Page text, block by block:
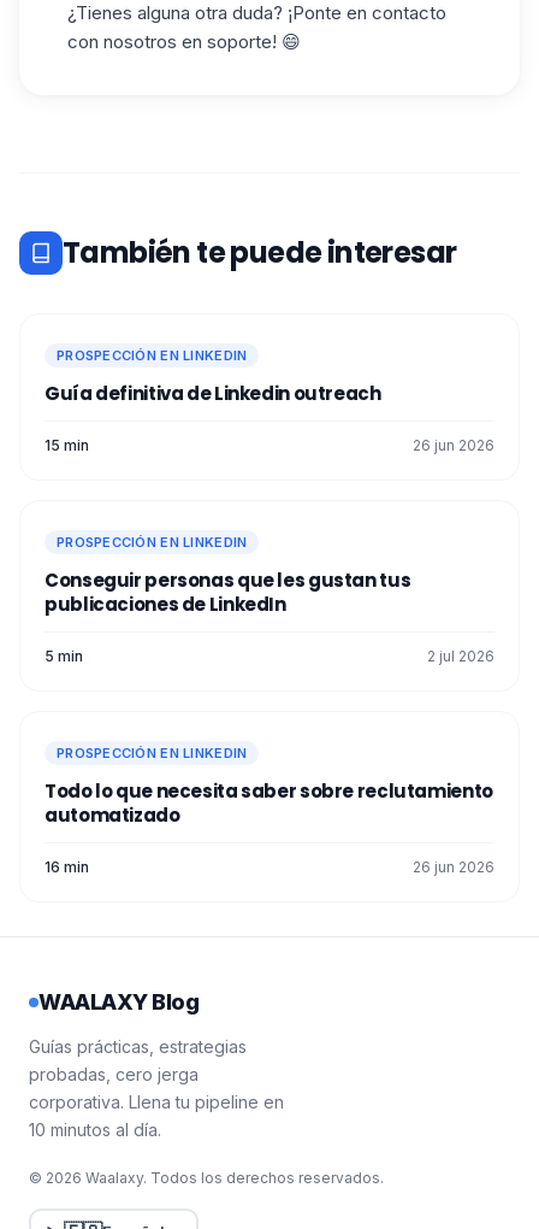
¿Tienes alguna otra duda? ¡Ponte en contacto
con nosotros en soporte! 😄
También te puede interesar
PROSPECCIÓN EN LINKEDIN
Guía definitiva de Linkedin outreach
15 min 26 jun 2026
PROSPECCIÓN EN LINKEDIN
Conseguir personas que les gustan tus
publicaciones de LinkedIn
5 min 2 jul 2026
PROSPECCIÓN EN LINKEDIN
Todo lo que necesita saber sobre reclutamiento
automatizado
16 min 26 jun 2026
WAALAXY Blog
Guías prácticas, estrategias
probadas, cero jerga
corporativa. Llena tu pipeline en
10 minutos al día.
© 2026 Waalaxy. Todos los derechos reservados.